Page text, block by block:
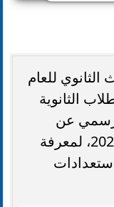
للعام
يترقب طلاب الثانوية
عن
جدول امتحانات الثانوية العامة 2026، لمعرفة